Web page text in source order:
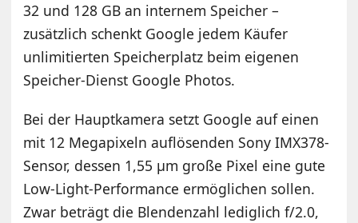
32 und 128 GB an internem Speicher –
zusätzlich schenkt Google jedem Käufer
unlimitierten Speicherplatz beim eigenen
Speicher-Dienst Google Photos.
Bei der Hauptkamera setzt Google auf einen
mit 12 Megapixeln auflösenden Sony IMX378-
Sensor, dessen 1,55 μm große Pixel eine gute
Low-Light-Performance ermöglichen sollen.
Zwar beträgt die Blendenzahl lediglich f/2.0,